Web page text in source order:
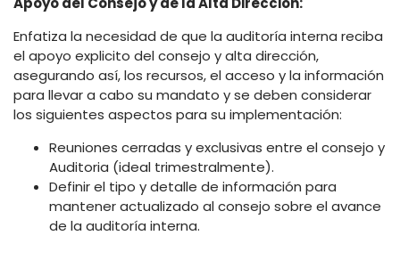
Enfatiza la necesidad de que la auditoría interna reciba
el apoyo explicito del consejo y alta dirección,
asegurando así, los recursos, el acceso y la información
para llevar a cabo su mandato y se deben considerar
los siguientes aspectos para su implementación:
Reuniones cerradas y exclusivas entre el consejo y
Auditoria (ideal trimestralmente).
Definir el tipo y detalle de información para
mantener actualizado al consejo sobre el avance
de la auditoría interna.